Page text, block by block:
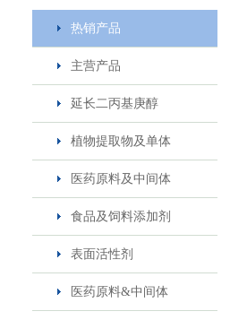
热销产品
主营产品
延长二丙基庚醇
植物提取物及单体
医药原料及中间体
食品及饲料添加剂
表面活性剂
医药原料&中间体
一仲丁胺
莎梵婷-阴离子表面活性剂-..